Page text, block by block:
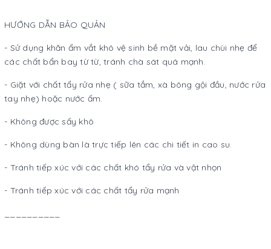
HƯỚNG DẪN BẢO QUẢN
- Sử dụng khăn ẩm vắt khô vệ sinh bề mặt vải, lau chùi nhẹ để
các chất bẩn bay từ từ, tránh chà sát quá mạnh.
- Giặt với chất tẩy rửa nhẹ ( sữa tắm, xà bông gội đầu, nước rửa
tay nhẹ) hoặc nước ấm.
- Không được sấy khô
- Không dùng bàn là trực tiếp lên các chi tiết in cao su.
- Tránh tiếp xúc với các chất khó tẩy rửa và vật nhọn
- Tránh tiếp xúc với các chất tẩy rửa mạnh